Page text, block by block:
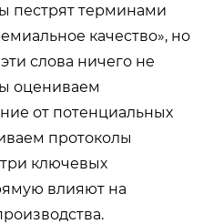
пестрят терминами
качество», но
слова ничего не
оцениваем
от потенциальных
протоколы
ключевых
влияют на